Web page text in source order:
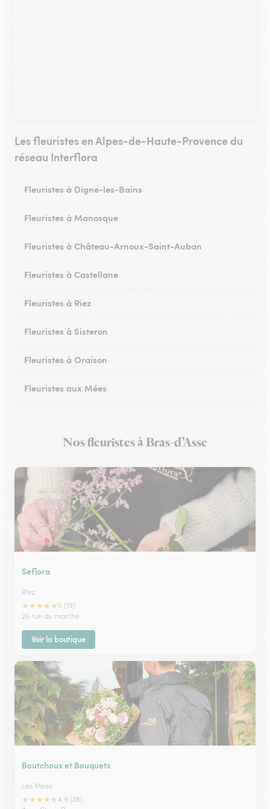
Les fleuristes en Alpes-de-Haute-Provence du
réseau Interflora
Fleuristes à Digne-les-Bains
Fleuristes à Manosque
Fleuristes à Château-Arnoux-Saint-Auban
Fleuristes à Castellane
Fleuristes à Riez
Fleuristes à Sisteron
Fleuristes à Oraison
Fleuristes aux Mées
Nos fleuristes à Bras-d’Asse
Seflora
Riez
★★★★★ 5 (19)
26 rue du marché
Voir la boutique
Boutchoux et Bouquets
Les Mees
★★★★★4.9 (38)